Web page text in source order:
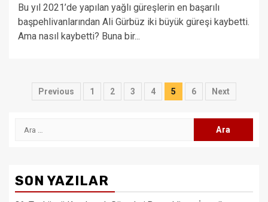
Bu yıl 2021’de yapılan yağlı güreşlerin en başarılı
başpehlivanlarından Ali Gürbüz iki büyük güreşi kaybetti.
Ama nasıl kaybetti? Buna bir...
Yazı
Previous 1 2 3 4 5 6 Next
Arama:
SON YAZILAR